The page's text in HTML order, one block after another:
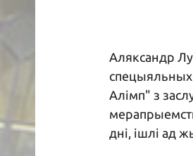
Аляксандр
спецыяльных
Алімп" з
дні, ішлі ад